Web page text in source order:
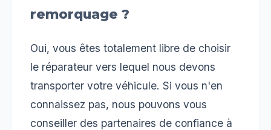
remorquage ?
Oui, vous êtes totalement libre de choisir
le réparateur vers lequel nous devons
transporter votre véhicule. Si vous n'en
connaissez pas, nous pouvons vous
conseiller des partenaires de confiance à